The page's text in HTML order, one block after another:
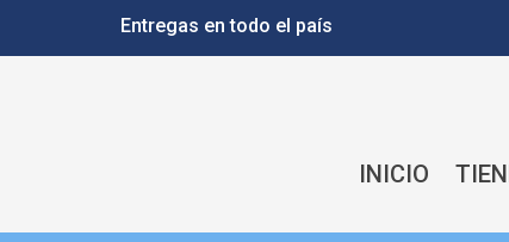
Entregas en todo el país
INICIO